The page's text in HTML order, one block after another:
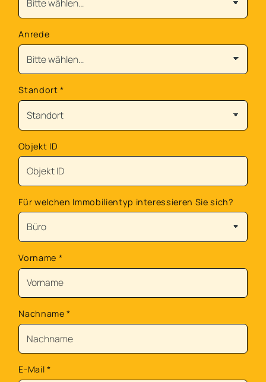
Anrede
Standort*
Objekt ID
Für welchen Immobilientyp interessieren Sie sich?
Vorname *
Nachname*
E-Mail *